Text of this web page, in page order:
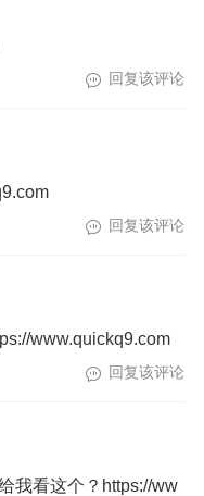
回复该评论
回复该评论
www.quickq9.com
回复该评论
我看这个？https://ww